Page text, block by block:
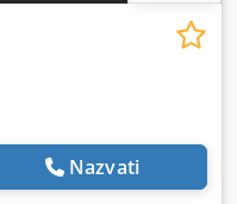
Nazvati